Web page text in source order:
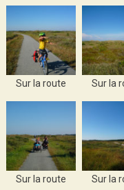
Sur la route Sur la
Sur la route Sur la